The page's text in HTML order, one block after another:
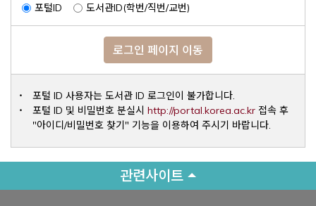
포털ID 도서관ID(학번/직번/교번)
로그인 페이지 이동
포털 ID 사용자는 도서관 ID 로그인이 불가합니다.
포털 ID 및 비밀번호 분실시 http://portal.korea.ac.krOpens a
접속 후
"아이디/비밀번호 찾기" 기능을 이용하여 주시기 바랍니다.
관련사이트